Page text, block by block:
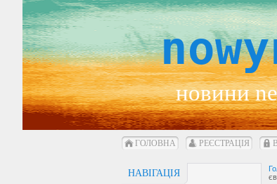
новини
ГОЛОВНА РЕЄСТРАЦІЯ
НАВІГАЦІЯ